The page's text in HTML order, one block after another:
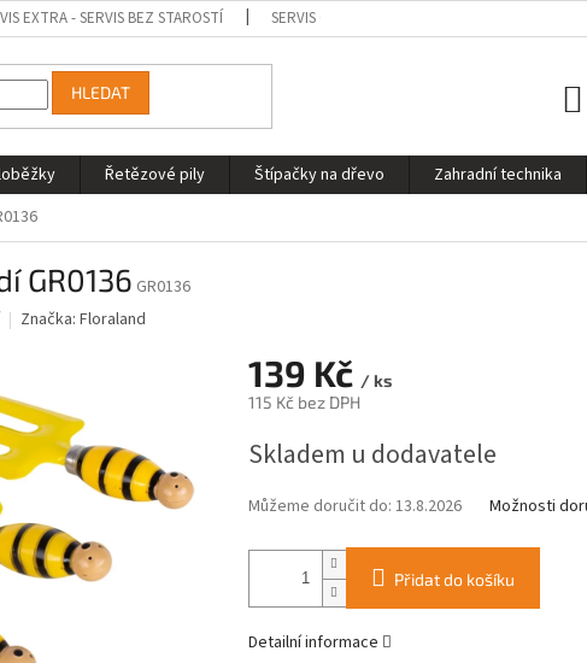
EXTRA - SERVIS BEZ STAROSTÍ SERVIS ON-LINE - STROJ VÁM SESTAVÍME A
HLEDAT
Řetězové pily Štípačky na dřevo Zahradní technika
GR0136 GR0136
Značka: Floraland
139 Kč / ks
115 Kč bez DPH
cena:
Skladem u dodavatele
Můžeme doručit do: 13.8.2026 Možnosti
Přidat do košíku
Detailní informace